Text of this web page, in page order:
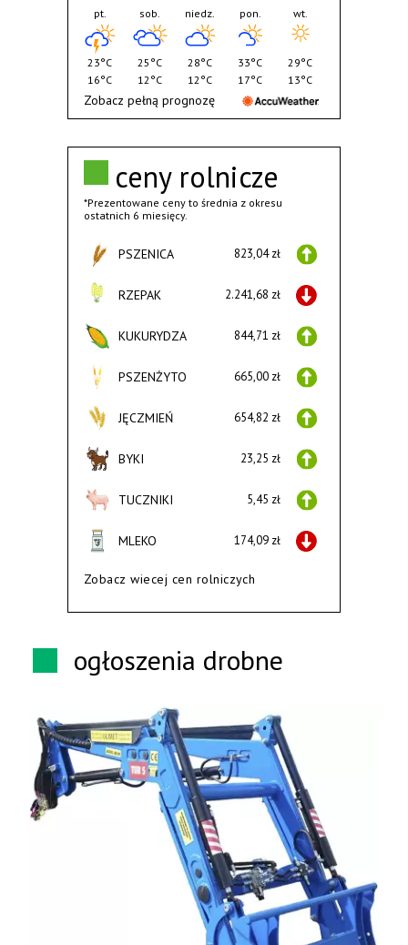
ceny rolnicze
*Prezentowane ceny to średnia z okresu
ostatnich 6 miesięcy.
PSZENICA 823,04 zł
RZEPAK 2.241,68 zł
KUKURYDZA 844,71 zł
PSZENŻYTO 665,00 zł
JĘCZMIEŃ 654,82 zł
BYKI 23,25 zł
TUCZNIKI 5,45 zł
MLEKO 174,09 zł
Zobacz wiecej cen rolniczych
pt.
23°C
16°C
sob.
25°C
12°C
niedz.
28°C
12°C
pon.
33°C
17°C
wt.
29°C
13°C
Zobacz pełną prognozę
ogłoszenia drobne